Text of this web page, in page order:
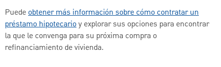
Puedeobtener más información sobre cómo contratar un
préstamo hipotecarioy explorar sus opciones para encontrar
la que le convenga para su próxima compra o
refinanciamiento de vivienda.